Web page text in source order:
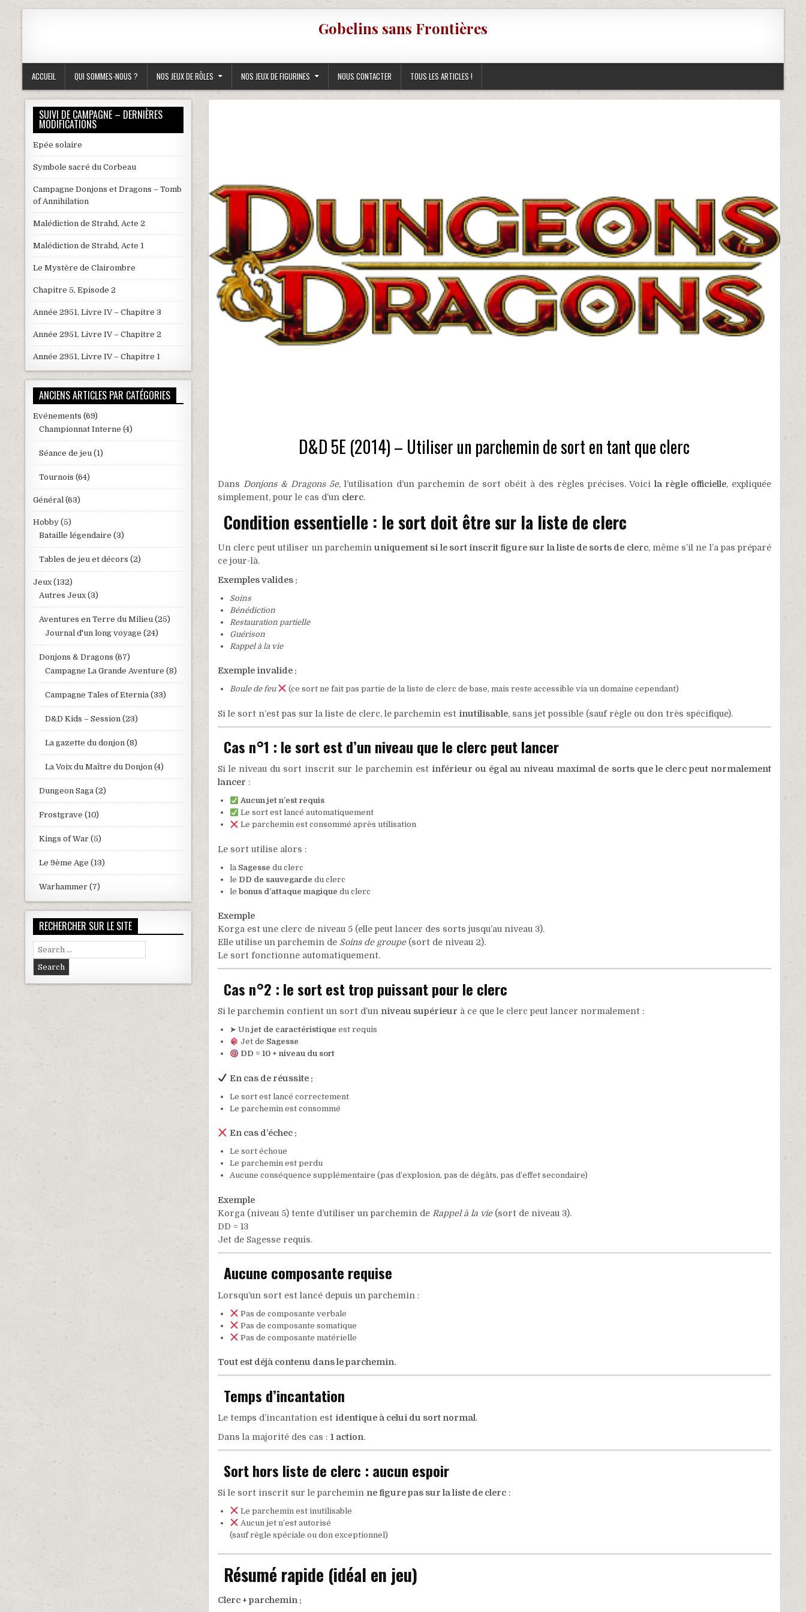
Gobelins sans Frontières
ACCUEIL QUI SOMMES-NOUS ? NOS JEUX DE RÔLES NOS JEUX DE FIGURINES NOUS CONTACTER TOUS LES ARTICLES !
D&D 5E (2014) – Utiliser un parchemin de sort en tant que clerc
Dans Donjons & Dragons 5e, l’utilisation d’un parchemin de sort obéit à des règles précises. Voici la règle officielle, expliquée
simplement, pour le cas d’un clerc.
Condition essentielle : le sort doit être sur la liste de clerc
Un clerc peut utiliser un parcheminuniquement si le sort inscrit figure sur la liste de sorts de clerc, même s’il ne l’a pas préparé
ce jour-là.
Exemples valides :
Soins
Bénédiction
Restauration partielle
Guérison
Rappel à la vie
Exemple invalide :
Boule de feu (ce sort ne fait pas partie de la liste de clerc de base, mais reste accessible via un domaine cependant)
Si le sort n’est pas sur la liste de clerc, le parchemin est inutilisable, sans jet possible (sauf règle ou don très spécifique).
Cas n°1 : le sort est d’un niveau que le clerc peut lancer
Si le niveau du sort inscrit sur le parchemin est inférieur ou égal au niveau maximal de sorts que le clerc peut normalement
lancer :
Aucun jet n’est requis
Le sort est lancé automatiquement
Le parchemin est consommé après utilisation
Le sort utilise alors :
la Sagesse du clerc
le DD de sauvegarde du clerc
le bonus d’attaque magique du clerc
Exemple
Korga est une clerc de niveau 5 (elle peut lancer des sorts jusqu’au niveau 3).
Elle utilise un parchemin de Soins de groupe(sort de niveau 2).
Le sort fonctionne automatiquement.
Cas n°2 : le sort est trop puissant pour le clerc
Si le parchemin contient un sort d’un niveau supérieur à ce que le clerc peut lancer normalement :
➤ Un jet de caractéristique est requis
Jet de Sagesse
DD = 10 + niveau du sort
En cas de réussite :
Le sort est lancé correctement
Le parchemin est consommé
En cas d’échec :
Le sort échoue
Le parchemin est perdu
Aucune conséquence supplémentaire (pas d’explosion, pas de dégâts, pas d’effet secondaire)
Exemple
Korga (niveau 5) tente d’utiliser un parchemin de Rappel à la vie(sort de niveau 3).
DD = 13
Jet de Sagesse requis.
Aucune composante requise
Lorsqu’un sort est lancé depuis un parchemin :
Pas de composante verbale
Pas de composante somatique
Pas de composante matérielle
Tout est déjà contenu dans le parchemin.
Temps d’incantation
Le temps d’incantation est identique à celui du sort normal .
Dans la majorité des cas : 1 action.
Sort hors liste de clerc : aucun espoir
Si le sort inscrit sur le parchemin ne figure pas sur la liste de clerc:
Le parchemin est inutilisable
Aucun jet n’est autorisé
(sauf règle spéciale ou don exceptionnel)
Résumé rapide (idéal en jeu)
Clerc + parchemin :
SUIVI DE CAMPAGNE – DERNIÈRES
MODIFICATIONS
Epée solaire
Symbole sacré du Corbeau
Campagne Donjons et Dragons – Tomb
of Annihilation
Malédiction de Strahd, Acte 2
Malédiction de Strahd, Acte 1
Le Mystère de Clairombre
Chapitre 5, Episode 2
Année 2951, Livre IV – Chapitre 3
Année 2951, Livre IV – Chapitre 2
Année 2951, Livre IV – Chapitre 1
ANCIENS ARTICLES PAR CATÉGORIES
Evénements (69)
Championnat Interne (4)
Séance de jeu (1)
Tournois (64)
Général (63)
Hobby (5)
Bataille légendaire (3)
Tables de jeu et décors (2)
Jeux(132)
Autres Jeux(3)
Aventures en Terre du Milieu (25)
Journal d'un long voyage (24)
Donjons & Dragons (67)
Campagne La Grande Aventure (8)
Campagne Tales of Eternia (33)
D&D Kids – Session (23)
La gazette du donjon (8)
La Voix du Maître du Donjon (4)
Dungeon Saga (2)
Frostgrave (10)
Kings of War (5)
Le 9ème Age (13)
Warhammer (7)
RECHERCHER SUR LE SITE
Search for: